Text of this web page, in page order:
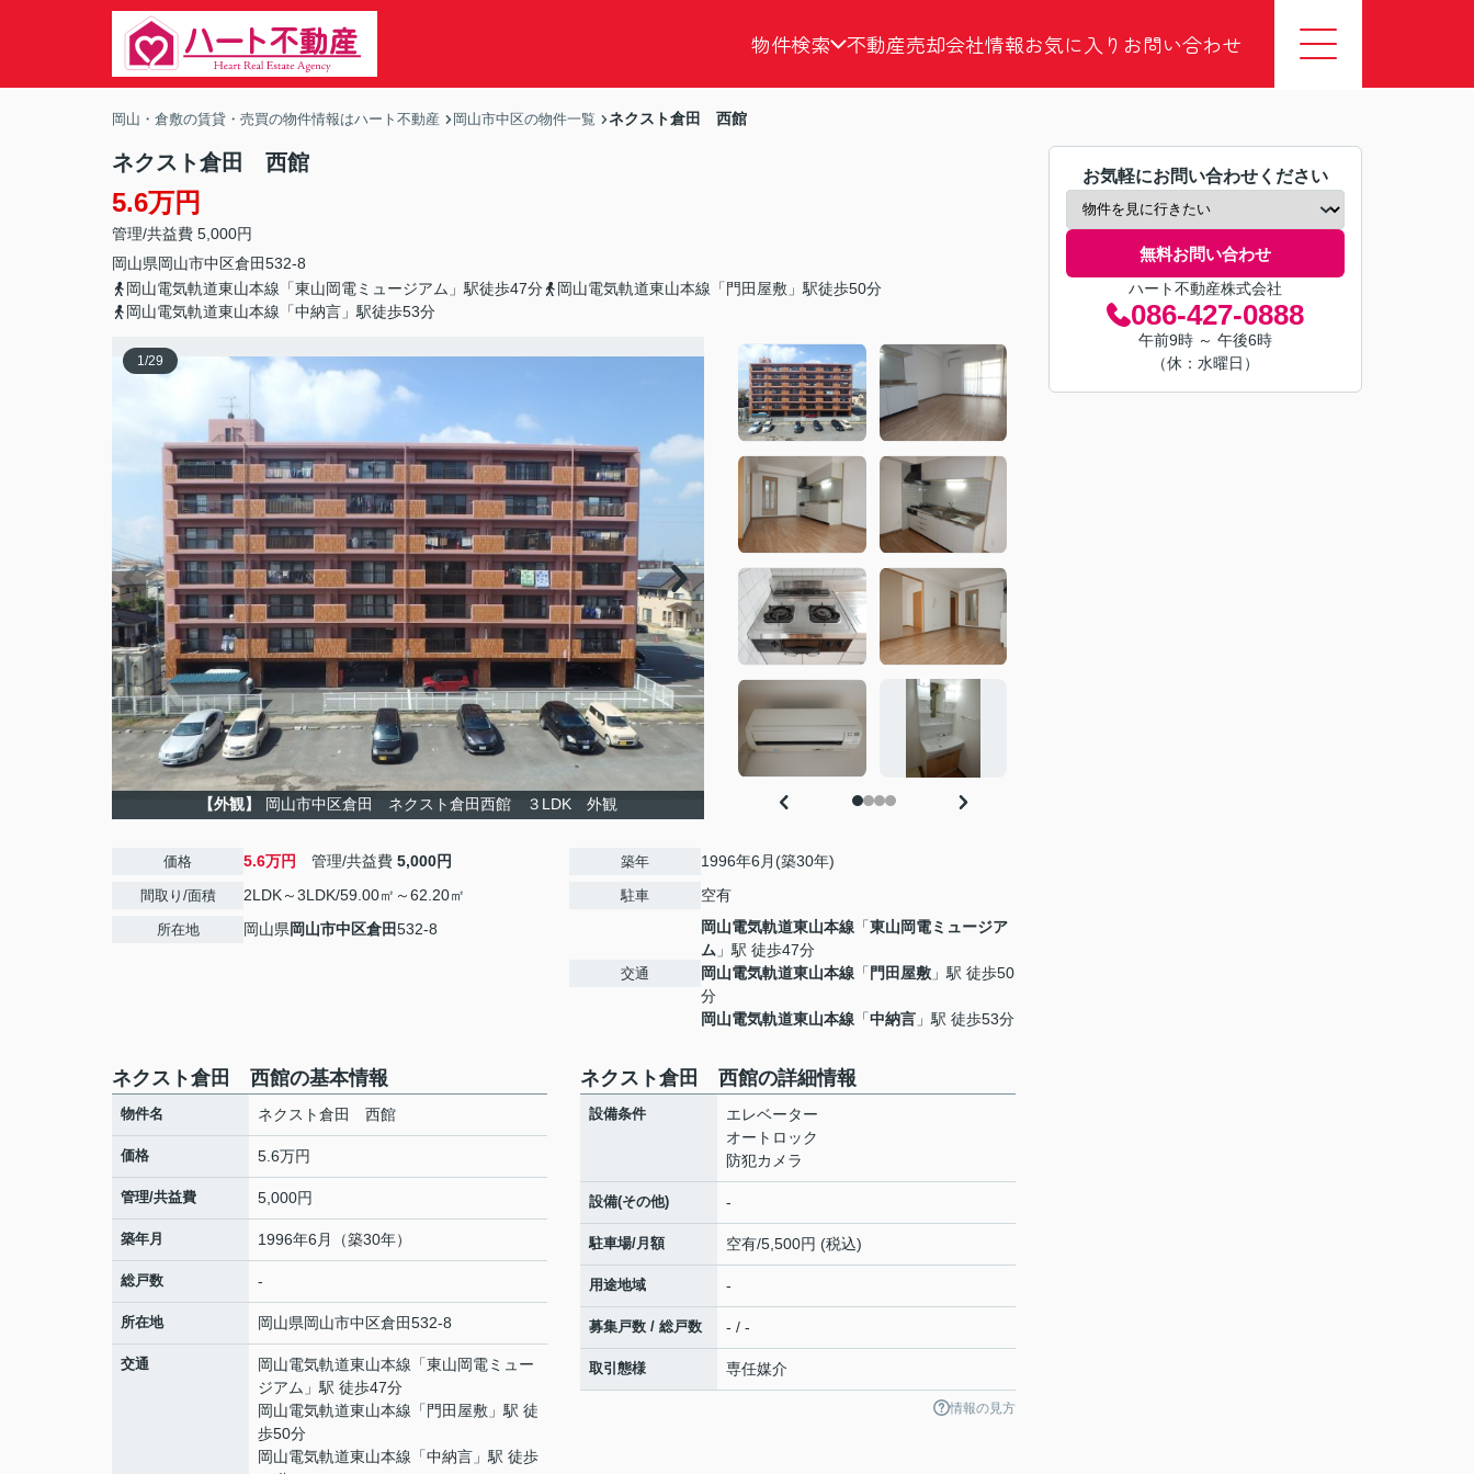
物件検索 不動産売却会社情報お気に入り お問い合わせ
岡山・倉敷の賃貸・売買の物件情報はハート不動産 岡山市中区の物件一覧 ネクスト倉田 西館
ネクスト倉田 西館
5.6万円
管理/共益費 5,000円
岡山県岡山市中区倉田532-8
岡山電気軌道東山本線「東山岡電ミュージアム」駅徒歩47分
岡山電気軌道東山本線「門田屋敷」駅徒歩50分
岡山電気軌道東山本線「中納言」駅徒歩53分
1/29
【外観】 岡山市中区倉田 ネクスト倉田西館 ３LDK 外観
価格 5.6万円 管理/共益費 5,000円
間取り/面積 2LDK～3LDK/59.00㎡～62.20㎡
所在地 岡山県岡山市中区倉田532-8
築年 1996年6月(築30年)
駐車 空有
交通
岡山電気軌道東山本線 「東山岡電ミュージア
ム 」駅 徒歩47分
岡山電気軌道東山本線 「 門田屋敷 」駅 徒歩50
分
岡山電気軌道東山本線 「中納言 」駅 徒歩53分
ネクスト倉田 西館の基本情報
物件名 ネクスト倉田 西館
価格 5.6万円
管理/共益費 5,000円
築年月 1996年6月（築30年）
総戸数 -
所在地 岡山県岡山市中区倉田532-8
交通 岡山電気軌道東山本線 「東山岡電ミュー
ジアム 」駅 徒歩47分
岡山電気軌道東山本線 「 門田屋敷 」駅 徒
歩50分
岡山電気軌道東山本線 「中納言 」駅 徒歩
ネクスト倉田 西館の詳細情報
設備条件
エレベーター
オートロック
防犯カメラ
設備(その他) -
駐車場/月額 空有/5,500円 (税込)
用途地域 -
募集戸数 / 総戸数 - / -
取引態様 専任媒介
情報の見方
お気軽にお問い合わせください
無料お問い合わせ
ハート不動産株式会社
086-427-0888
午前9時 ～ 午後6時
（休：水曜日）